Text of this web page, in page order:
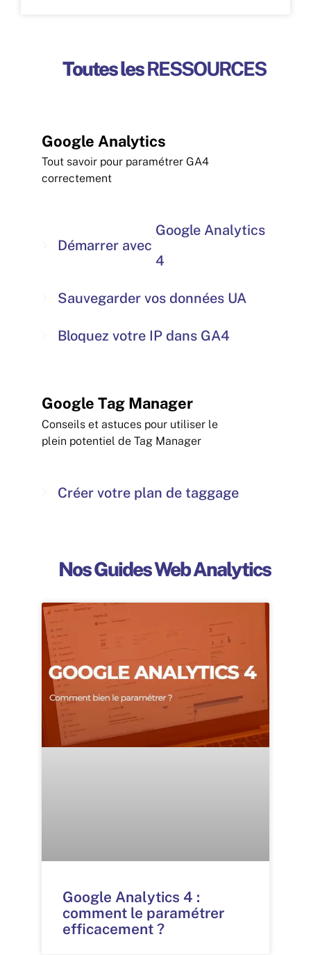
Toutes lesRESSOURCES
Google Analytics
Tout savoir pour paramétrer GA4
correctement
Démarrer avec
Google Analytics
4
Sauvegarder vos données UA
Bloquez votre IP dans GA4
Google Tag Manager
Conseils et astuces pour utiliser le
plein potentiel de Tag Manager
Créer votre plan de taggage
Nos Guides Web Analytics
Google Analytics 4 :
comment le paramétrer
efficacement ?